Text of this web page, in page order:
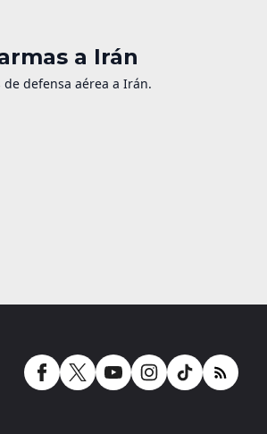
a Irán
defensa aérea a Irán.